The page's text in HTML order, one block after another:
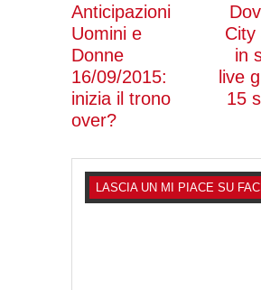
Anticipazioni
Uomini e
Donne
16/09/2015:
inizia il trono
over?
City
in
live
15
LASCIA UN MI PIACE SU